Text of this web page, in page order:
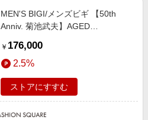
MEN'S BIGI/メンズビギ 【50th
Anniv. 菊池武夫】AGED
ラウン ４
￥ 176,000
2.5%
ストアにすすむ